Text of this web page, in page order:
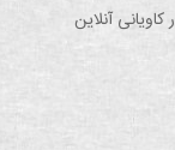
آنلاین